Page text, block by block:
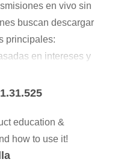
en vivo sin
buscan descargar
principales:
en intereses y
de canales
y contenido
education &
how to use it!